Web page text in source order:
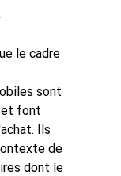
le cadre
sont
et font
Ils
de
dont le